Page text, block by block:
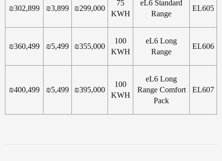
EL605
eL6 Standard
Range
75
KWH
₪299,000
₪3,899
₪302,899
EL606
eL6 Long
Range
100
KWH
₪355,000
₪5,499
₪360,499
EL607
eL6 Long
Range Comfort
Pack
100
KWH
₪395,000
₪5,499
₪400,499